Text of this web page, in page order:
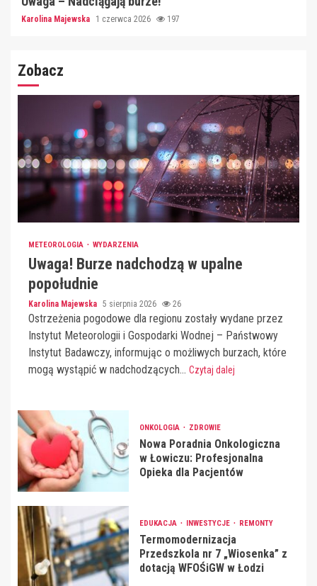
Karolina Majewska 1 czerwca 2026 197
Zobacz
METEOROLOGIA WYDARZENIA
Uwaga! Burze nadchodzą w upalne
popołudnie
Karolina Majewska 5 sierpnia 2026 26
Ostrzeżenia pogodowe dla regionu zostały wydane przez
Instytut Meteorologii i Gospodarki Wodnej – Państwowy
Instytut Badawczy, informując o możliwych burzach, które
mogą wystąpić w nadchodzących... Czytaj dalej
ONKOLOGIA ZDROWIE
Nowa Poradnia Onkologiczna
w Łowiczu: Profesjonalna
Opieka dla Pacjentów
EDUKACJA INWESTYCJE REMONTY
Termomodernizacja
Przedszkola nr 7 „Wiosenka” z
dotacją WFOŚiGW w Łodzi